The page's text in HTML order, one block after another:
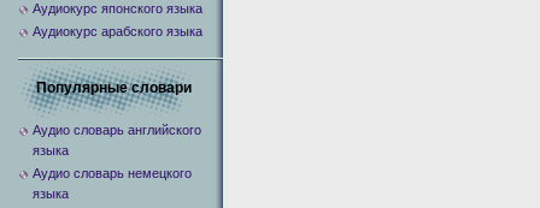
Аудиокурс японского языка
Аудиокурс арабского языка
Популярные словари
Аудио словарь английского
языка
Аудио словарь немецкого
языка